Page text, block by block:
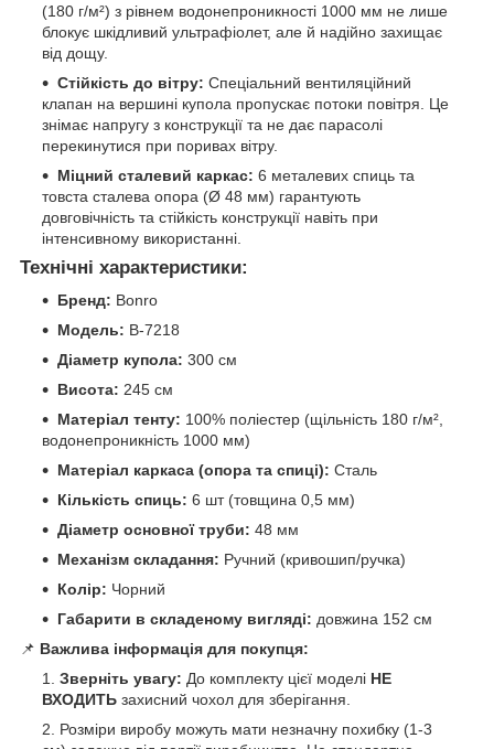
(180 г/м²) з рівнем водонепроникності 1000 мм не лише
блокує шкідливий ультрафіолет, але й надійно захищає
від дощу.
Стійкість до вітру: Спеціальний вентиляційний
клапан на вершині купола пропускає потоки повітря. Це
знімає напругу з конструкції та не дає парасолі
перекинутися при поривах вітру.
Міцний сталевий каркас: 6 металевих спиць та
товста сталева опора (Ø 48 мм) гарантують
довговічність та стійкість конструкції навіть при
інтенсивному використанні.
Технічні характеристики:
Бренд: Bonro
Модель: B-7218
Діаметр купола: 300 см
Висота: 245 см
Матеріал тенту: 100% поліестер (щільність 180 г/м²,
водонепроникність 1000 мм)
Матеріал каркаса (опора та спиці): Сталь
Кількість спиць: 6 шт (товщина 0,5 мм)
Діаметр основної труби: 48 мм
Механізм складання: Ручний (кривошип/ручка)
Колір: Чорний
Габарити в складеному вигляді: довжина 152 см
📌 Важлива інформація для покупця:
Зверніть увагу: До комплекту цієї моделі НЕ
ВХОДИТЬ захисний чохол для зберігання.
Розміри виробу можуть мати незначну похибку (1-3